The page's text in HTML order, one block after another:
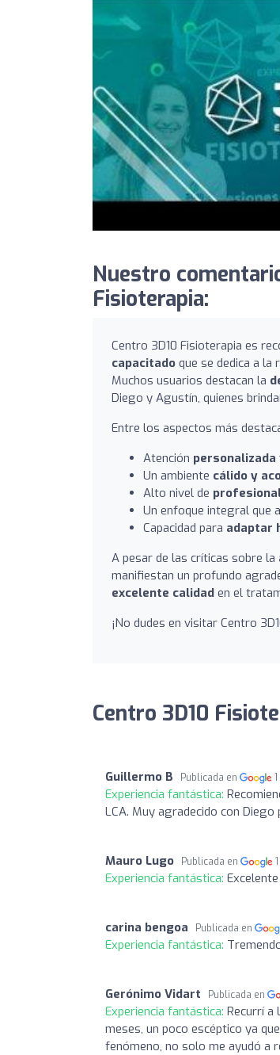
Nuestro
Fisioterapia:
Centro 3D10 Fisioterapia es
capacitado que se dedica a la
Muchos usuarios destacan la
Diego y Agustín, quienes
Entre los aspectos más
Atención personalizada
Un ambiente cálido y
Alto nivel de
Un enfoque integral que
Capacidad para adaptar
A pesar de las críticas sobre la
manifiestan un profundo
excelente calidad en el
¡No dudes en visitar Centro
Centro 3D10
Guillermo B Publicada en
Experiencia fantástica:
LCA. Muy agradecido con
Mauro Lugo Publicada en
Experiencia fantástica:
carina bengoa Publicada en
Experiencia fantástica:
Gerónimo Vidart Publicada en
Experiencia fantástica: Recurrí a
meses, un poco escéptico ya
fenómeno, no solo me ayudó a